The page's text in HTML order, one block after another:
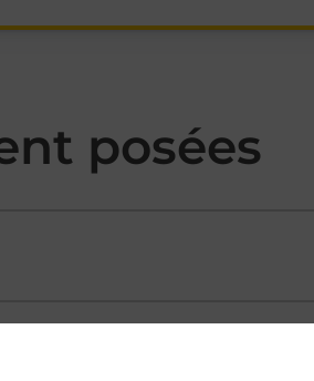
posées